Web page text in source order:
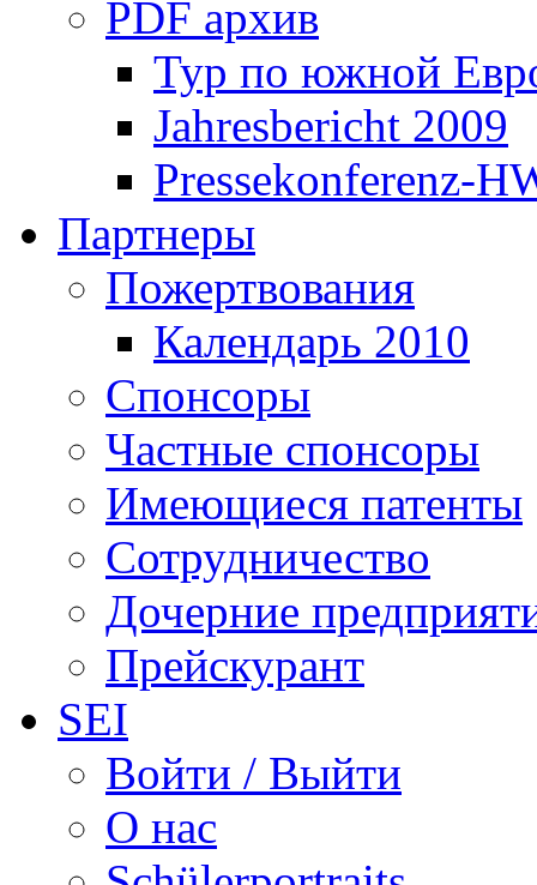
PDF архив
Тур по южной
Jahresbericht 2009
Pressekonferenz-
Партнеры
Пожертвования
Календарь 2010
Спонсоры
Частные спонсоры
Имеющиеся патенты
Сотрудничество
Дочерние
Прейскурант
SEI
Войти / Выйти
О нас